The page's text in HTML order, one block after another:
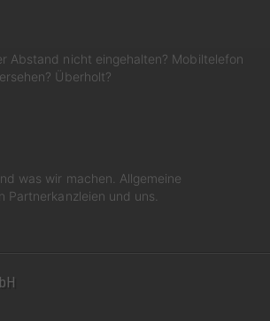
Abstand nicht eingehalten? Mobiltelefon
Überholt?
was wir machen. Allgemeine
Partnerkanzleien und uns.